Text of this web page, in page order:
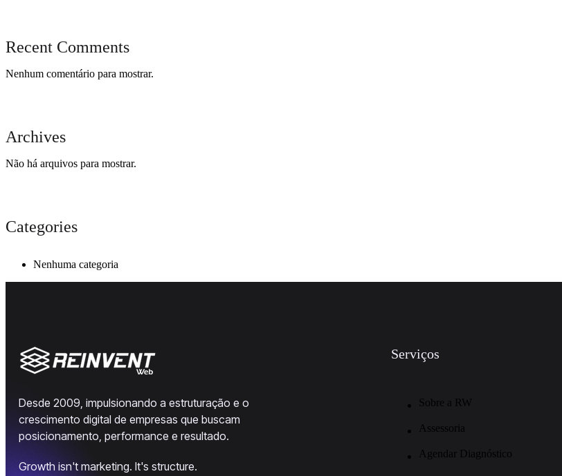
Recent Comments
Nenhum comentário para mostrar.
Archives
Não há arquivos para mostrar.
Categories
Nenhuma categoria
Desde 2009, impulsionando a estruturação e o
crescimento digital de empresas que buscam
posicionamento, performance e resultado.
Growth isn't marketing. It's structure.
Serviços
Sobre a RW
Assessoria
Agendar Diagnóstico